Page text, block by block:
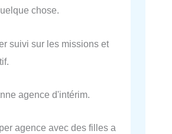
chose.
suivi sur les missions et
agence d'intérim.
agence avec des filles a